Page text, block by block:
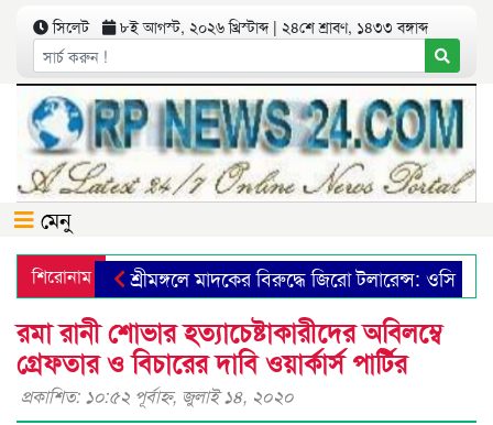
সিলেট ৮ই আগস্ট, ২০২৬ খ্রিস্টাব্দ | ২৪শে শ্রাবণ, ১৪৩৩ বঙ্গাব্দ
মেনু
শিরোনাম শ্রীমঙ্গলে মাদকের বিরুদ্ধে জিরো টলারেন্স: ওসি
শিল্পী জাকিয়া খান চন্দনার একক চিত্র প্রদর্শনী শুরু
রমা রানী শোভার হত্যাচেষ্টাকারীদের অবিলম্বে
গ্রেফতার ও বিচারের দাবি ওয়ার্কার্স পার্টির
প্রকাশিত: ১০:৫২ পূর্বাহ্ণ, জুলাই ১৪, ২০২০